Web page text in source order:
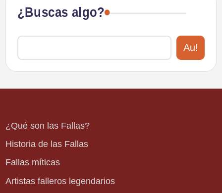
¿Buscas algo?
Au!
¿Qué son las Fallas?
Historia de las Fallas
Fallas míticas
Artistas falleros legendarios